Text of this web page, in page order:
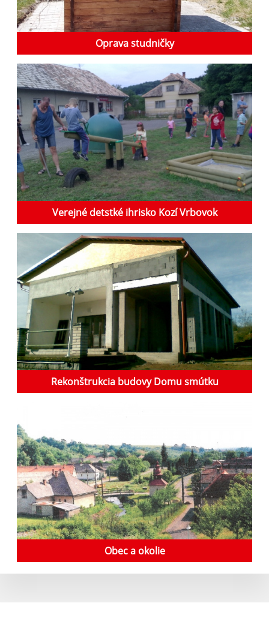
Oprava studničky
Verejné detstké ihrisko Kozí Vrbovok
Rekonštrukcia budovy Domu smútku
Obec a okolie